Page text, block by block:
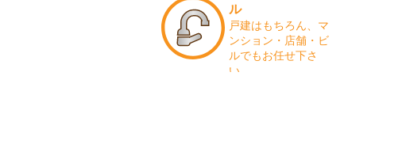
ル
戸建はもちろん、マ
ンション・店舗・ビ
ルでもお任せ下さ
い。